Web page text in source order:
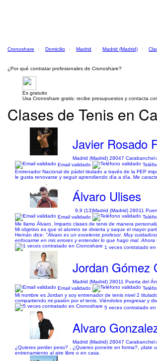
Cronoshare Domicilio Madrid Madrid (Madrid)
¿Por qué contratar profesionales de Cronoshare?
Es gratuito
Usa Cronoshare gratis: recibe presupuestos y contacta
Clases de Tenis en
Javier Rosado
Madrid (Madrid) 28047 Carabanchel
Email validado
Entrenador Nacional de pádel titulado a través de la FEP
le gusta renovarse y seguir aprendiendo día a día. Me
Álvaro Ulises
9,9 (13)Madrid (Madrid) 28011
Email validado
Me llamo Álvaro. Imparto clases de tenis de manera
Mi objetivo es que el alumno se divierta y saque el mayor
Hernán dice: "Álvaro es un excelente profesor. Muy
enfocarme en mis errores y entender lo que hago mal.
1 veces contratado en
Jordan Gómez
Madrid (Madrid) 28011 Puerta del
Email validado
Mi nombre es Jordan y soy entrenador de tenis nivel 2
compartiendo mi pasión por el tenis. Viéndolos progresar y
5 veces contratado en
Alvaro
Madrid (Madrid) 28047 Carabanchel
¿Quieres perder peso? , ¿Quieres ponerte en forma?,
entrenamiento al aire libre o en casa.